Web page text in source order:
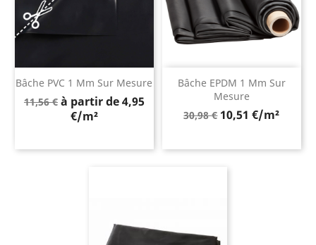
Bâche PVC 1 Mm Sur Mesure
Prix
11,56 € à partir de 4,95
€/m²
Bâche EPDM 1 Mm Sur
Mesure
Prix
30,98 € 10,51 €/m²